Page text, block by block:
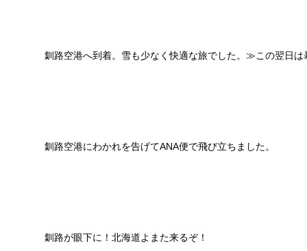
釧路空港へ到着。雪も少なく快適な旅でした。≫この翌日
釧路空港にわかれを告げてANA便で飛び立ちました。
釧路が眼下に！北海道よまた来るぞ！